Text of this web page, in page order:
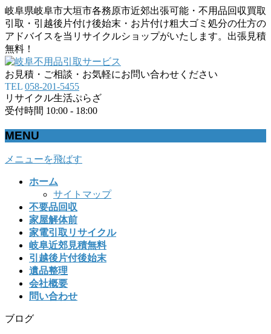
岐阜県岐阜市大垣市各務原市近郊出張可能・不用品回収買取
引取・引越後片付け後始末・お片付け粗大ゴミ処分の仕方の
アドバイスを当リサイクルショップがいたします。出張見積
無料！
お見積・ご相談・お気軽にお問い合わせください
TEL 058-201-5455
リサイクル生活ぷらざ
受付時間 10:00 - 18:00
MENU
メニューを飛ばす
ホーム
サイトマップ
不要品回収
家屋解体前
家電引取リサイクル
岐阜近郊見積無料
引越後片付後始末
遺品整理
会社概要
問い合わせ
ブログ